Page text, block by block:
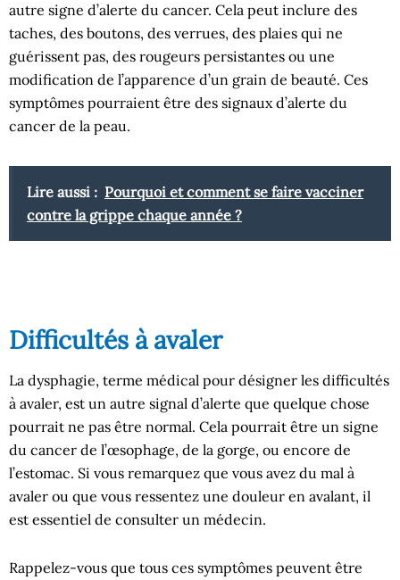
autre signe d’alerte du cancer. Cela peut inclure des
taches, des boutons, des verrues, des plaies qui ne
guérissent pas, des rougeurs persistantes ou une
modification de l’apparence d’un grain de beauté. Ces
symptômes pourraient être des signaux d’alerte du
cancer de la peau.
Lire aussi : Pourquoi et comment se faire vacciner
contre la grippe chaque année ?
Difficultés à avaler
La dysphagie, terme médical pour désigner les difficultés
à avaler, est un autre signal d’alerte que quelque chose
pourrait ne pas être normal. Cela pourrait être un signe
du cancer de l’œsophage, de la gorge, ou encore de
l’estomac. Si vous remarquez que vous avez du mal à
avaler ou que vous ressentez une douleur en avalant, il
est essentiel de consulter un médecin.
Rappelez-vous que tous ces symptômes peuvent être